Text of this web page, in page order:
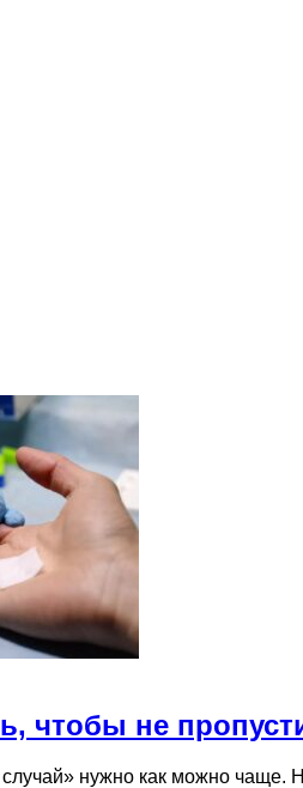
чтобы не
случай» нужно как можно